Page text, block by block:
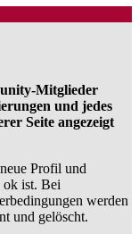
Mitglieder
und jedes
Seite angezeigt
Profil und
ok ist. Bei
werden
und gelöscht.